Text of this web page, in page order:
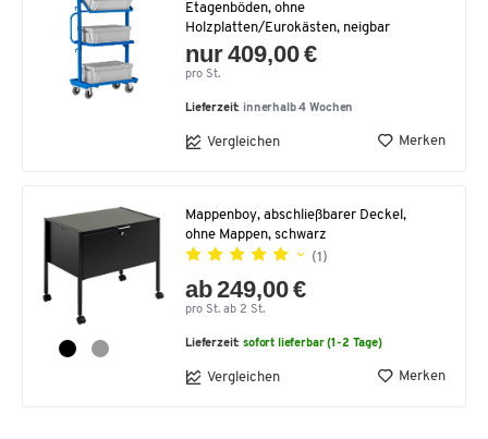
Etagenböden, ohne
Holzplatten/Eurokästen, neigbar
nur 409,00 €
pro St.
Lieferzeit: innerhalb 4 Wochen
Vergleichen Merken
Mappenboy, abschließbarer Deckel,
ohne Mappen, schwarz
(1)
ab 249,00 €
pro St. ab 2 St.
Lieferzeit:sofort lieferbar (1-2 Tage)
Vergleichen Merken